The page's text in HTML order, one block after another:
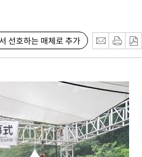
선호하는 매체로 추가